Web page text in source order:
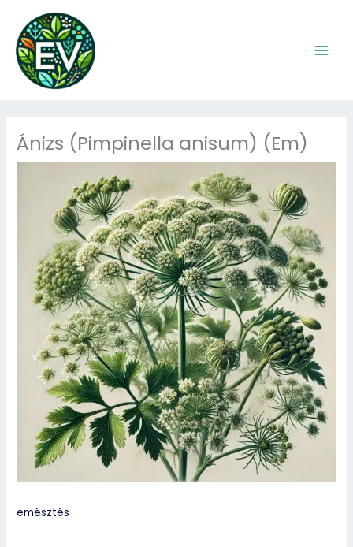
content
Ánizs (Pimpinella anisum) (Em)
emésztés